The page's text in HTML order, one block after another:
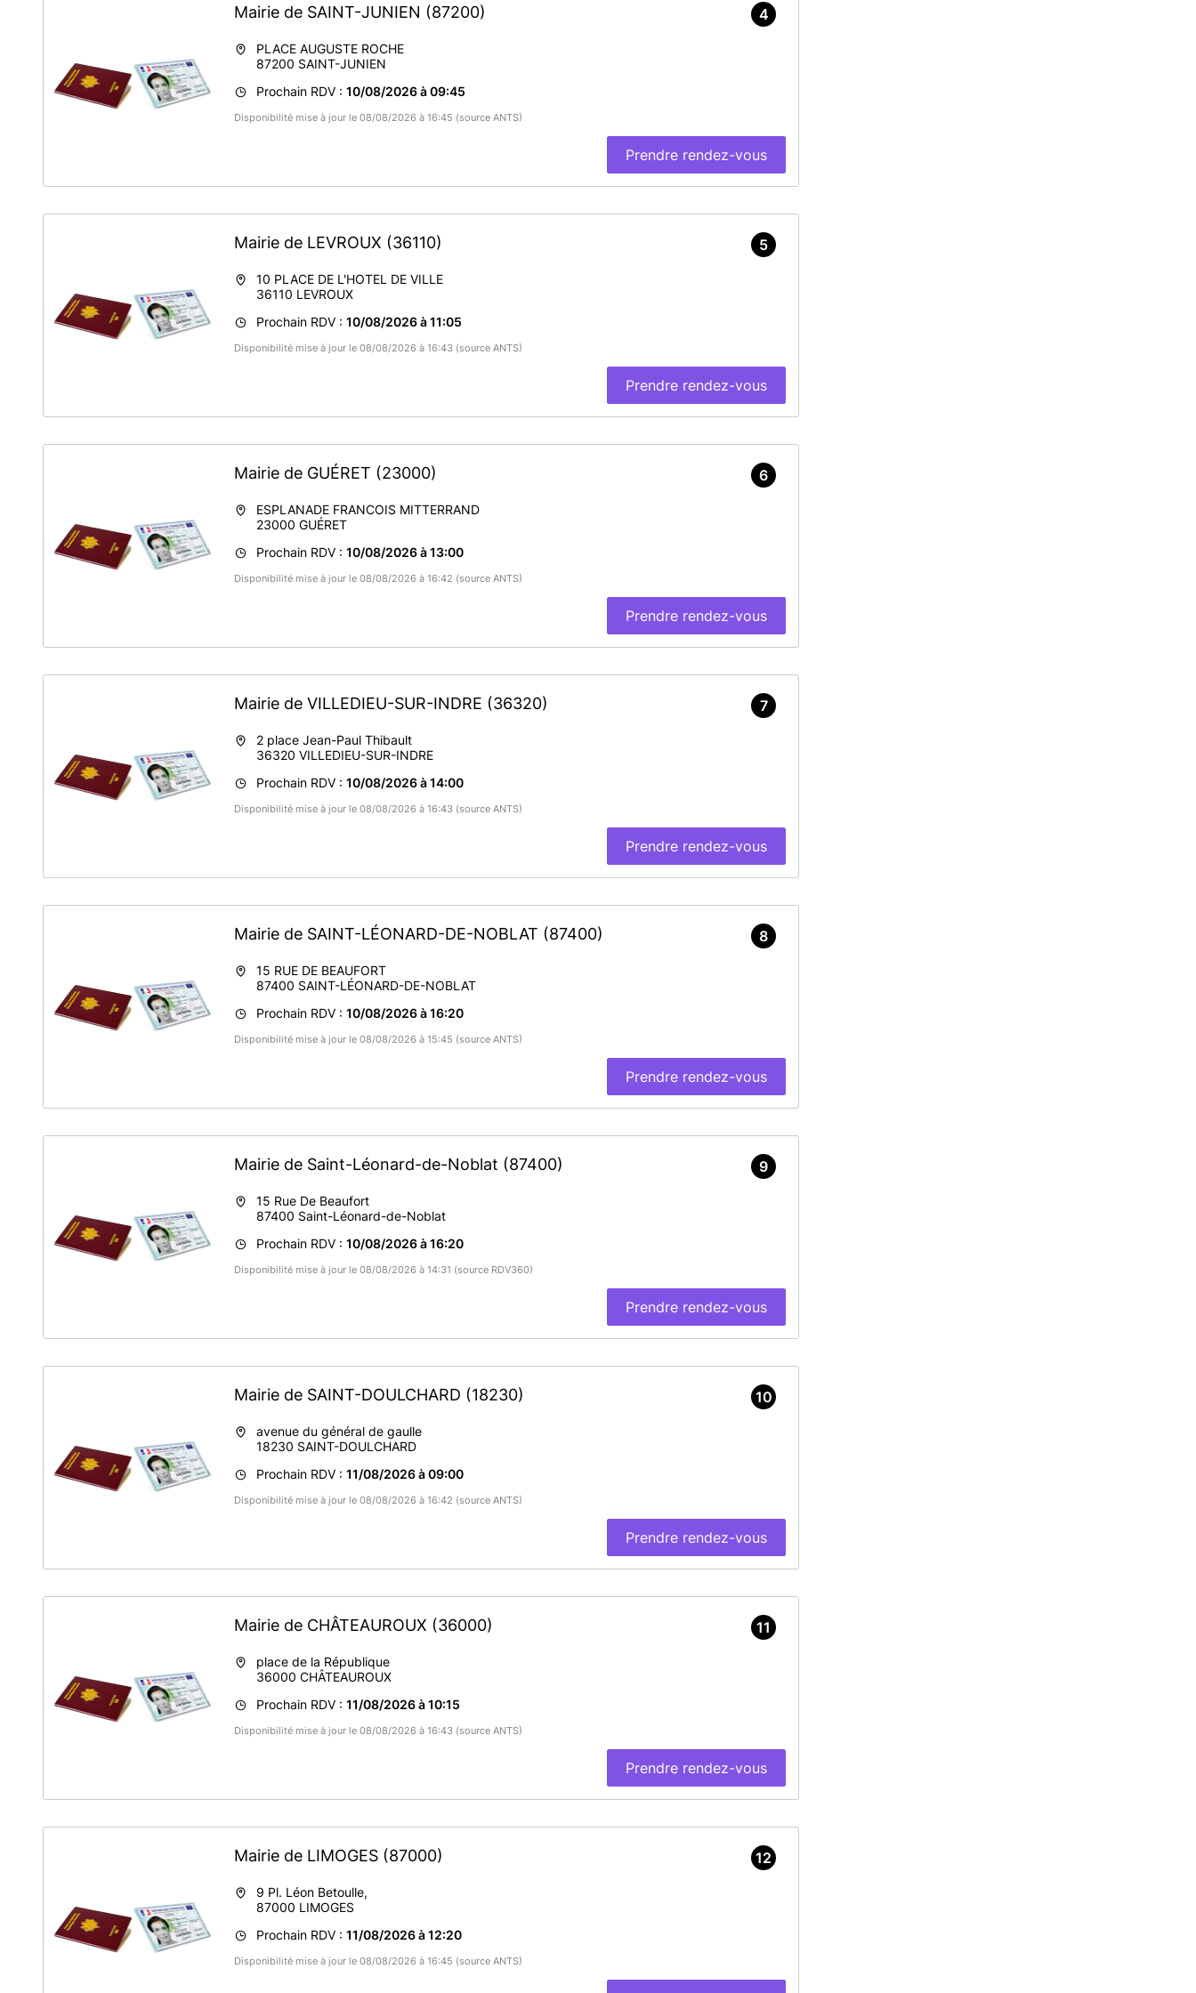
Mairie de SAINT-JUNIEN (87200)
PLACE AUGUSTE ROCHE
87200 SAINT-JUNIEN
Prochain RDV : 10/08/2026 à 09:45
Disponibilité mise à jour le 08/08/2026 à 16:45 (source ANTS)
Prendre rendez-vous
4
Mairie de LEVROUX (36110)
10 PLACE DE L'HOTEL DE VILLE
36110 LEVROUX
Prochain RDV : 10/08/2026 à 11:05
Disponibilité mise à jour le 08/08/2026 à 16:43 (source ANTS)
Prendre rendez-vous
5
Mairie de GUÉRET (23000)
ESPLANADE FRANCOIS MITTERRAND
23000 GUÉRET
Prochain RDV : 10/08/2026 à 13:00
Disponibilité mise à jour le 08/08/2026 à 16:42 (source ANTS)
Prendre rendez-vous
6
Mairie de VILLEDIEU-SUR-INDRE (36320)
2 place Jean-Paul Thibault
36320 VILLEDIEU-SUR-INDRE
Prochain RDV : 10/08/2026 à 14:00
Disponibilité mise à jour le 08/08/2026 à 16:43 (source ANTS)
Prendre rendez-vous
7
Mairie de SAINT-LÉONARD-DE-NOBLAT (87400)
15 RUE DE BEAUFORT
87400 SAINT-LÉONARD-DE-NOBLAT
Prochain RDV : 10/08/2026 à 16:20
Disponibilité mise à jour le 08/08/2026 à 15:45 (source ANTS)
Prendre rendez-vous
8
Mairie de Saint-Léonard-de-Noblat (87400)
15 Rue De Beaufort
87400 Saint-Léonard-de-Noblat
Prochain RDV : 10/08/2026 à 16:20
Disponibilité mise à jour le 08/08/2026 à 14:31 (source RDV360)
Prendre rendez-vous
9
Mairie de SAINT-DOULCHARD (18230)
avenue du général de gaulle
18230 SAINT-DOULCHARD
Prochain RDV : 11/08/2026 à 09:00
Disponibilité mise à jour le 08/08/2026 à 16:42 (source ANTS)
Prendre rendez-vous
10
Mairie de CHÂTEAUROUX (36000)
place de la République
36000 CHÂTEAUROUX
Prochain RDV : 11/08/2026 à 10:15
Disponibilité mise à jour le 08/08/2026 à 16:43 (source ANTS)
Prendre rendez-vous
11
Mairie de LIMOGES (87000)
9 Pl. Léon Betoulle,
87000 LIMOGES
Prochain RDV : 11/08/2026 à 12:20
Disponibilité mise à jour le 08/08/2026 à 16:45 (source ANTS)
12